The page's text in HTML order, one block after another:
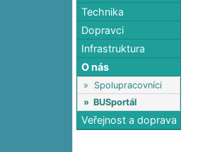
Technika
Dopravci
Infrastruktura
O nás
» Spolupracovníci
» BUSportál
Veřejnost a doprava